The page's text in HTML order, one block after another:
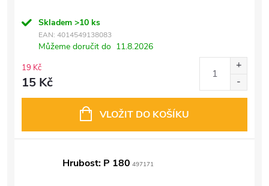
Skladem >10 ks
EAN: 4014549138083
Můžeme doručit do 11.8.2026
19 Kč
15 Kč
VLOŽIT DO KOŠÍKU
Hrubost: P 180 497171